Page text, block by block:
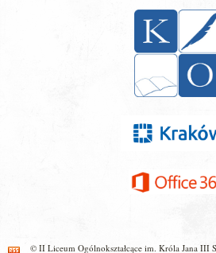
© II Liceum Ogólnokształcące im. Króla Jana III